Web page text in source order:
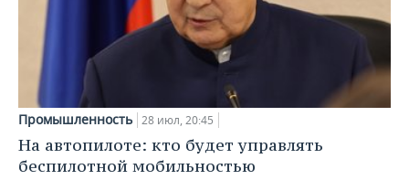
Промышленность 28 июл, 20:45
На автопилоте: кто будет управлять
беспилотной мобильностью